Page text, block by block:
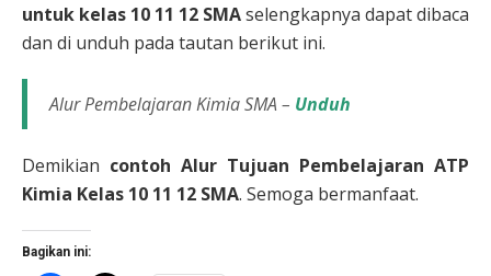
untuk kelas 10 11 12 SMAselengkapnya dapat dibaca
dan di unduh pada tautan berikut ini.
Alur Pembelajaran Kimia SMA – Unduh
Demikian contoh Alur Tujuan Pembelajaran ATP
Kimia Kelas 10 11 12 SMA. Semoga bermanfaat.
Bagikan ini: